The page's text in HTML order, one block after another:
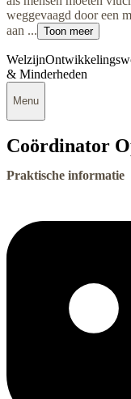
weggevaagd door een
aan ... Toon meer
Welzijn
& Minderheden
Menu
Coördinator
Praktische informatie